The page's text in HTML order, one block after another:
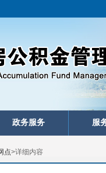
政务服务 服
点>详细内容